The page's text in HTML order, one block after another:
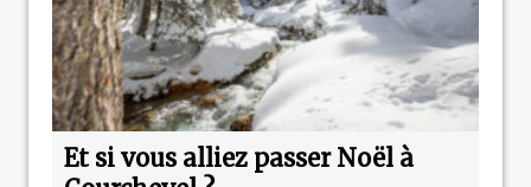
Et si vous alliez passer Noël à